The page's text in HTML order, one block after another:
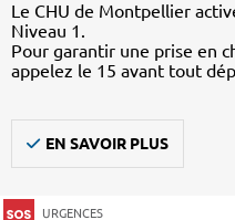
Le CHU de Montpellier
Niveau 1.
Pour garantir une prise en
appelez le 15 avant tout
EN SAVOIR PLUS
URGENCES